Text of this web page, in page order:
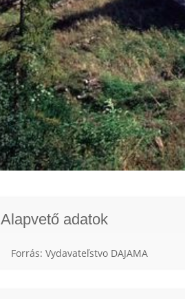
Alapvető adatok
Forrás: Vydavateľstvo DAJAMA